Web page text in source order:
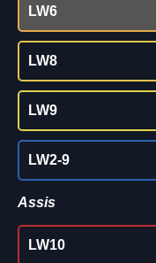
LW6
LW8
LW9
LW2-9
Assis
LW10